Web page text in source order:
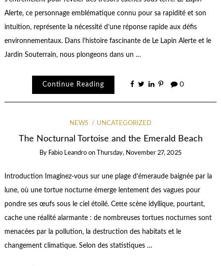
Alerte, ce personnage emblématique connu pour sa rapidité et son
intuition, représente la nécessité d’une réponse rapide aux défis
environnementaux. Dans l’histoire fascinante de Le Lapin Alerte et le
Jardin Souterrain, nous plongeons dans un …
Continue Reading 0
NEWS UNCATEGORIZED
The Nocturnal Tortoise and the Emerald Beach
By Fabio Leandro on Thursday, November 27, 2025
Introduction Imaginez-vous sur une plage d’émeraude baignée par la
lune, où une tortue nocturne émerge lentement des vagues pour
pondre ses œufs sous le ciel étoilé. Cette scène idyllique, pourtant,
cache une réalité alarmante : de nombreuses tortues nocturnes sont
menacées par la pollution, la destruction des habitats et le
changement climatique. Selon des statistiques …